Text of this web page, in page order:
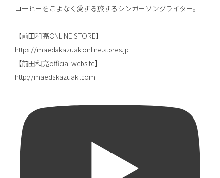
コーヒーをこよなく愛する旅するシンガーソングライター。
【前田和亮ONLINE STORE】
https://maedakazuakionline.stores.jp
【前田和亮official website】
http://maedakazuaki.com